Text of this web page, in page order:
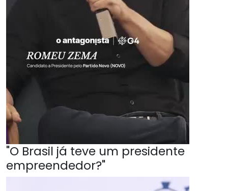
"O Brasil já teve um presidente
empreendedor?"